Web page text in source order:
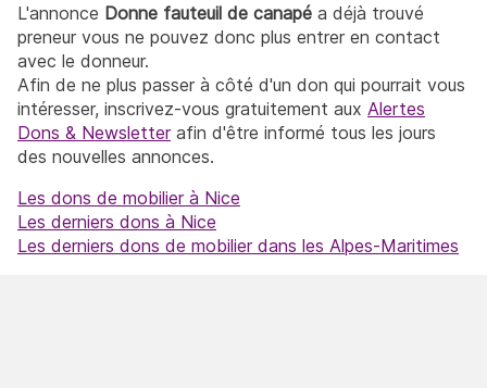
L'annonce Donne fauteuil de canapé a déjà trouvé
preneur vous ne pouvez donc plus entrer en contact
avec le donneur.
Afin de ne plus passer à côté d'un don qui pourrait vous
intéresser, inscrivez-vous gratuitement aux Alertes
Dons & Newsletterafin d'être informé tous les jours
des nouvelles annonces.
Les dons de mobilier à Nice
Les derniers dons à Nice
Les derniers dons de mobilier dans les Alpes-Maritimes